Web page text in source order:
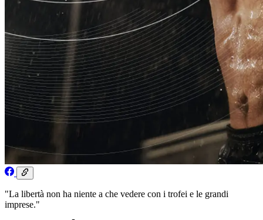
"La libertà non ha niente a che vedere con i trofei e le grandi
imprese."